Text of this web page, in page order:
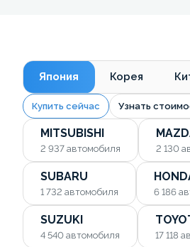
Япония Корея
Купить сейчас Узнать
MITSUBISHI
2 937 автомобиля 2 130
SUBARU
1 732 автомобиля 6 186
SUZUKI
4 540 автомобиля 17 118